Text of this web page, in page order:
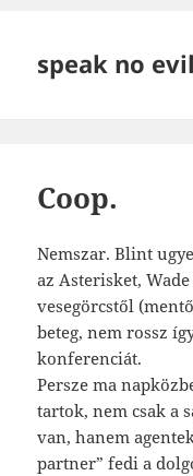
speak no evil
Coop.
Nemszar. Blint
az Asterisket,
vesegörcstől
beteg, nem rossz
konferenciát.
Persze ma
tartok, nem csak a
van, hanem
partner” fedi a